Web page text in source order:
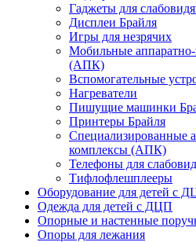
Гаджеты для
Дисплеи Брайля
Игры для незрячих
Мобильные
(АПК)
Вспомогательные
Нагреватели
Пишущие машинки
Принтеры Брайля
Специализированные
комплексы (АПК)
Телефоны для
Тифлофлешплееры
Оборудование для детей с
Одежда для детей с ДЦП
Опорные и настенные
Опоры для лежания